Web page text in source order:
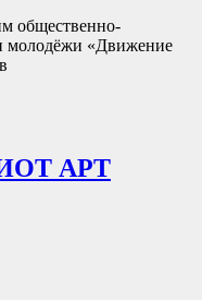
общественно-
молодёжи «Движение
АРТ